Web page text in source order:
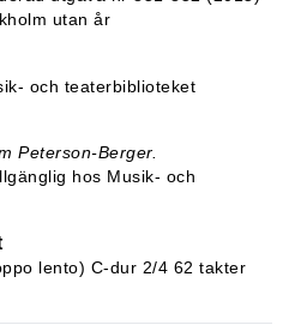
utan år
och teaterbiblioteket
Peterson-Berger.
hos Musik- och
lento) C-dur 2/4 62 takter